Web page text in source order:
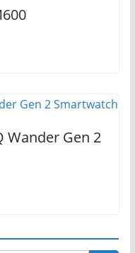
Wander Gen 2